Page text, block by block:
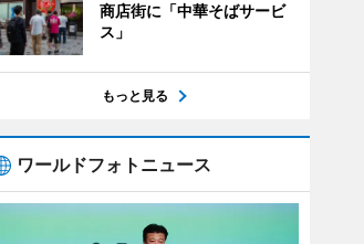
商店街に「中華そばサービ
ス」
もっと見る
ワールドフォトニュース